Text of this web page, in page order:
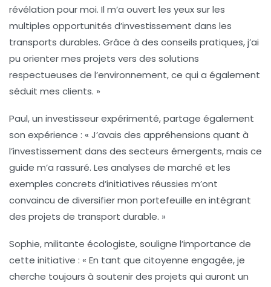
révélation pour moi. Il m’a ouvert les yeux sur les
multiples opportunités d’investissement dans les
transports durables. Grâce à des conseils pratiques, j’ai
pu orienter mes projets vers des solutions
respectueuses de l’environnement, ce qui a également
séduit mes clients. »
Paul, un investisseur expérimenté, partage également
son expérience : « J’avais des appréhensions quant à
l’investissement dans des secteurs émergents, mais ce
guide m’a rassuré. Les analyses de marché et les
exemples concrets d’initiatives réussies m’ont
convaincu de diversifier mon portefeuille en intégrant
des projets de transport durable. »
Sophie, militante écologiste, souligne l’importance de
cette initiative : « En tant que citoyenne engagée, je
cherche toujours à soutenir des projets qui auront un